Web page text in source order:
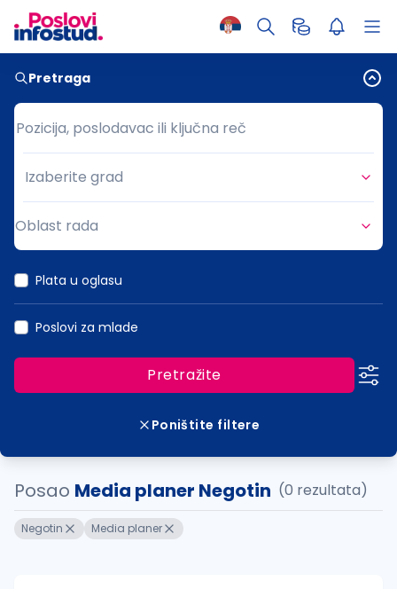
Pretraga
Pozicija, poslodavac ili ključna reč
Pozicija, poslodavac ili ključna reč
Grad
Izaberite grad
Oblast rada
Plata u oglasu
Poslovi za mlade
Pretražite
Poništite filtere
Posao Media planer Negotin (0 rezultata)
Negotin Media planer